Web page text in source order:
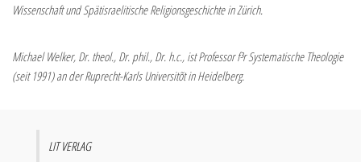
Wissenschaft und Spätisraelitische Religionsgeschichte in Zürich.
Michael Welker, Dr. theol., Dr. phil., Dr. h.c., ist Professor f³r Systematische Theologie
(seit 1991) an der Ruprecht-Karls Universitõt in Heidelberg.
LIT VERLAG